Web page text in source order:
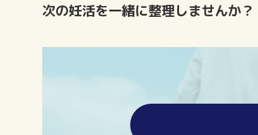
次の妊活を一緒に整理しませんか？